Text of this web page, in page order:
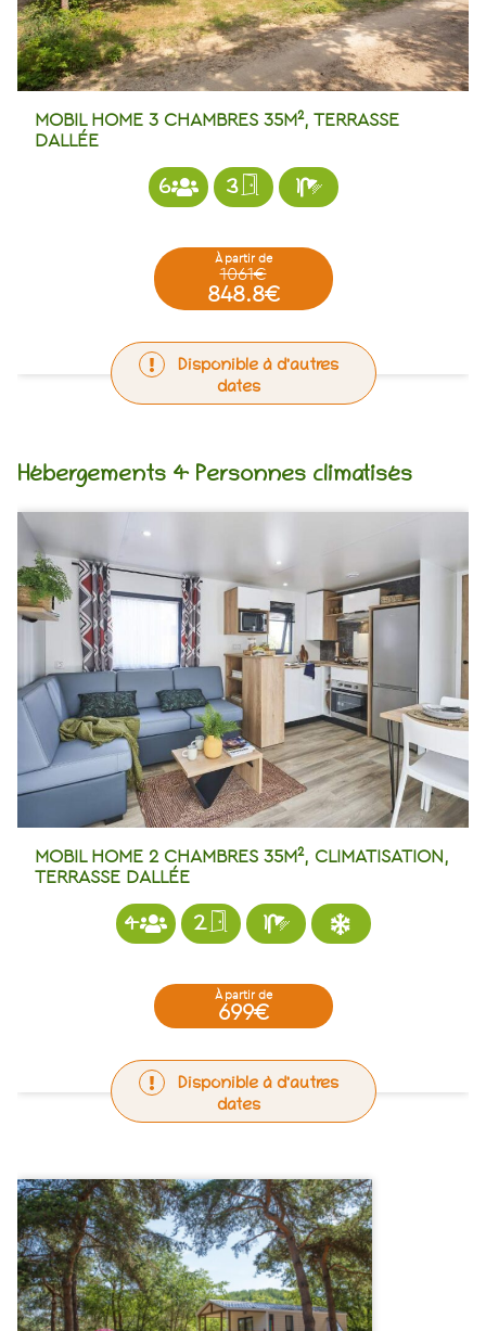
Hébergements 4 Personnes climatisés
MOBIL HOME 2 CHAMBRES 35M², CLIMATISATION,
TERRASSE DALLÉE
4 2 1
Disponible à d'autres
dates
à partir de
699€
MOBIL HOME 3 CHAMBRES 35M², TERRASSE
DALLÉE
6 3 1
Disponible à d'autres
dates
à partir de
1061€
848.8€